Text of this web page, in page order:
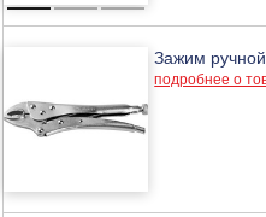
Зажим
подробнее о